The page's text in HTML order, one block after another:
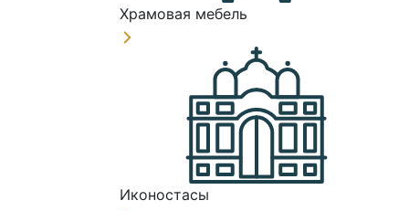
Храмовая мебель
Иконостасы